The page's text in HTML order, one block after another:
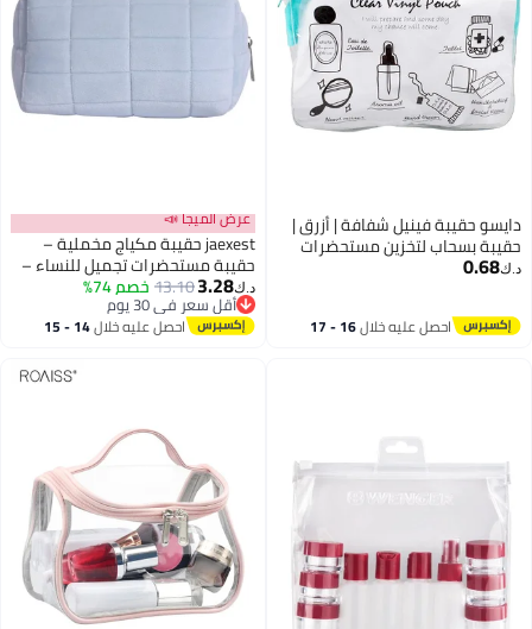
دايسو حقيبة فينيل شفافة | أزرق |
حقيبة بسحاب لتخزين مستحضرات
التجميل ومستلزمات السفر
د.ك‏0.68
احصل عليه خلال 16 - 17
عرض الميجا 📣
jaexest حقيبة مكياج مخملية –
حقيبة مستحضرات تجميل للنساء –
حقيبة أدوات استحمام سفر كبيرة
بسحاب بلون صلب – حقيبة مكياج
سفر – حقيبة غسيل – أزرق
د.ك‏3.28
13.10خصم 74%
أقل سعر في 30 يوم
أقل سعر في 30 يوماحصل عليه خلال 14 - 15